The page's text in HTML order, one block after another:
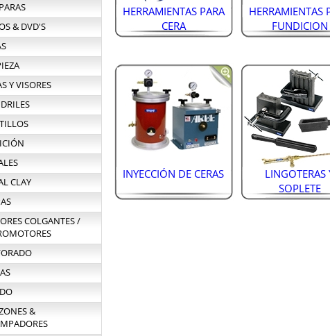
& DVD'S
Y VISORES
CLAY
COLGANTES /
&
HERRAMIENTAS PARA
CERA
HERRAMIENTAS
FUNDICION
INYECCIÓN DE CERAS
LINGOTERAS
SOPLETE